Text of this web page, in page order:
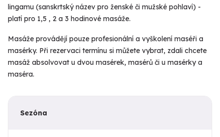
lingamu (sanskrtský název pro ženské či mužské pohlaví) -
platí pro 1,5 , 2 a 3 hodinové masáže.
Masáže provádějí pouze profesionální a vyškolení maséři a
masérky. Při rezervaci termínu si můžete vybrat, zdali chcete
masáž absolvovat u dvou masérek, masérů či u masérky a
maséra.
Sezóna